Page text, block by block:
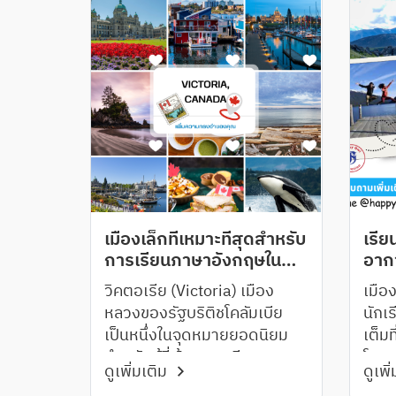
เมืองเล็กที่เหมาะที่สุดสำหรับ
การเรียนภาษาอังกฤษใน
แคนาดา
วิคตอเรีย (Victoria) เมือง
หลวงของรัฐบริติชโคลัมเบีย
เป็นหนึ่งในจุดหมายยอดนิยม
สำหรับผู้ที่ต้องการเรียนภาษา
อังกฤษอย่างจริงจัง เมืองมี
ดูเพิ่มเติม
เรี
อา
นิว
เมื
นักเ
เต็
โอก
แบ
ดูเ